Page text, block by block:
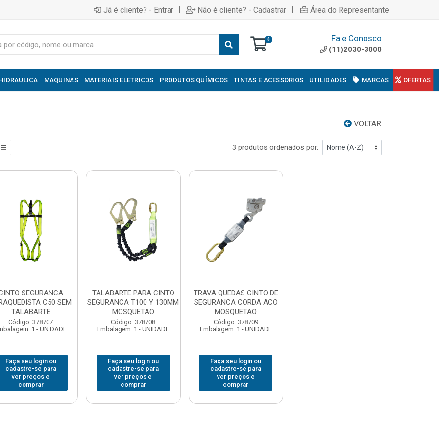
Já é cliente? - Entrar | Não é cliente? - Cadastrar | Área do Representante
0 Fale Conosco
(11)2030-3000
MAQUINAS MATERIAIS ELETRICOS PRODUTOS QUÍMICOS TINTAS E ACESSORIOS UTILIDADES MARCAS OFERTAS
VOLTAR
3 produtos ordenados por:
SEGURANCA
C50 SEM
TALABARTE
Código: 378707
1 - UNIDADE
Faça seu login ou
cadastre-se para
ver preços e
comprar
TALABARTE PARA CINTO
SEGURANCA T100 Y 130MM
MOSQUETAO
Código: 378708
Embalagem: 1 - UNIDADE
Faça seu login ou
cadastre-se para
ver preços e
comprar
TRAVA QUEDAS CINTO DE
SEGURANCA CORDA ACO
MOSQUETAO
Código: 378709
Embalagem: 1 - UNIDADE
Faça seu login ou
cadastre-se para
ver preços e
comprar